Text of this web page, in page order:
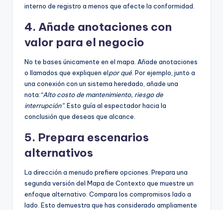
interno de registro a menos que afecte la conformidad.
4. Añade anotaciones con
valor para el negocio
No te bases únicamente en el mapa. Añade anotaciones
o llamados que expliquen elpor qué. Por ejemplo, junto a
una conexión con un sistema heredado, añade una
nota:“Alto costo de mantenimiento, riesgo de
interrupción”. Esto guía al espectador hacia la
conclusión que deseas que alcance.
5. Prepara escenarios
alternativos
La dirección a menudo prefiere opciones. Prepara una
segunda versión del Mapa de Contexto que muestre un
enfoque alternativo. Compara los compromisos lado a
lado. Esto demuestra que has considerado ampliamente